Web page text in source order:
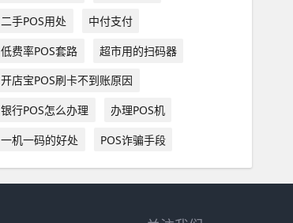
二手POS用处
中付支付
低费率POS套路
超市用的扫码器
开店宝POS刷卡不到账原因
银行POS怎么办理
办理POS机
一机一码的好处
POS诈骗手段